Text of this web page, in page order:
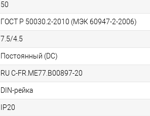
50
ГОСТ Р 50030.2-2010 (МЭК 60947-2-2006)
7.5/4.5
Постоянный (DC)
RU C-FR.ME77.B00897-20
DIN-рейка
IP20